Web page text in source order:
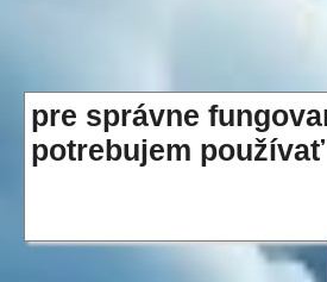
pre správne
potrebujem